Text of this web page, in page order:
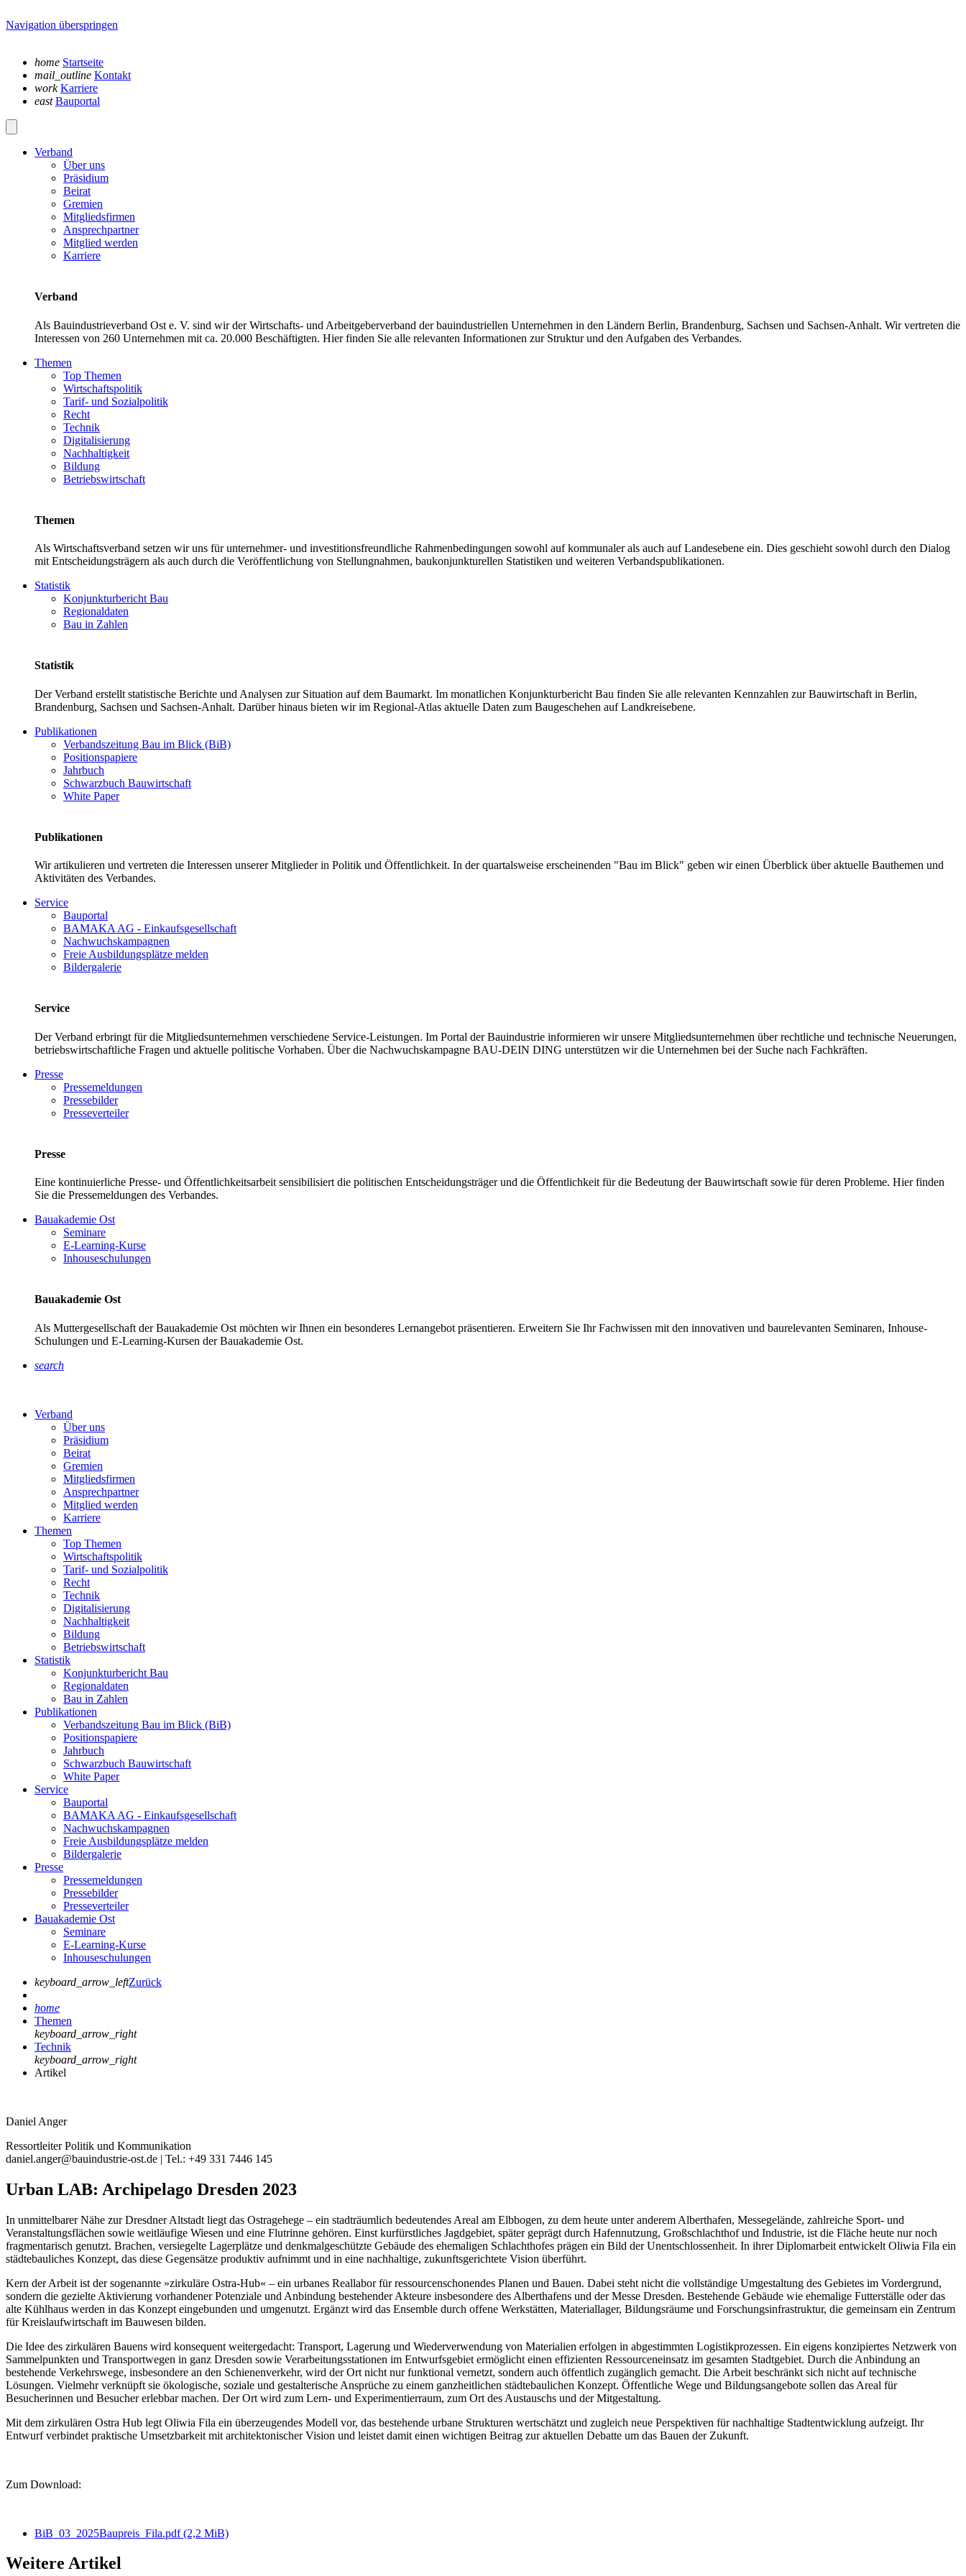
Navigation überspringen
home Startseite
mail_outline Kontakt
work Karriere
east Bauportal
Verband
Über uns
Präsidium
Beirat
Gremien
Mitgliedsfirmen
Ansprechpartner
Mitglied werden
Karriere
Verband
Als Bauindustrieverband Ost e. V. sind wir der Wirtschafts- und Arbeitgeberverband der bauindustriellen Unternehmen in den Ländern Berlin, Brandenburg, Sachsen und Sachsen-Anhalt. Wir vertreten die
Interessen von 260 Unternehmen mit ca. 20.000 Beschäftigten. Hier finden Sie alle relevanten Informationen zur Struktur und den Aufgaben des Verbandes.
Themen
Top Themen
Wirtschaftspolitik
Tarif- und Sozialpolitik
Recht
Technik
Digitalisierung
Nachhaltigkeit
Bildung
Betriebswirtschaft
Themen
Als Wirtschaftsverband setzen wir uns für unternehmer- und investitionsfreundliche Rahmenbedingungen sowohl auf kommunaler als auch auf Landesebene ein. Dies geschieht sowohl durch den Dialog
mit Entscheidungsträgern als auch durch die Veröffentlichung von Stellungnahmen, baukonjunkturellen Statistiken und weiteren Verbandspublikationen.
Statistik
Konjunkturbericht Bau
Regionaldaten
Bau in Zahlen
Statistik
Der Verband erstellt statistische Berichte und Analysen zur Situation auf dem Baumarkt. Im monatlichen Konjunkturbericht Bau finden Sie alle relevanten Kennzahlen zur Bauwirtschaft in Berlin,
Brandenburg, Sachsen und Sachsen-Anhalt. Darüber hinaus bieten wir im Regional-Atlas aktuelle Daten zum Baugeschehen auf Landkreisebene.
Publikationen
Verbandszeitung Bau im Blick (BiB)
Positionspapiere
Jahrbuch
Schwarzbuch Bauwirtschaft
White Paper
Publikationen
Wir artikulieren und vertreten die Interessen unserer Mitglieder in Politik und Öffentlichkeit. In der quartalsweise erscheinenden "Bau im Blick" geben wir einen Überblick über aktuelle Bauthemen und
Aktivitäten des Verbandes.
Service
Bauportal
BAMAKA AG - Einkaufsgesellschaft
Nachwuchskampagnen
Freie Ausbildungsplätze melden
Bildergalerie
Service
Der Verband erbringt für die Mitgliedsunternehmen verschiedene Service-Leistungen. Im Portal der Bauindustrie informieren wir unsere Mitgliedsunternehmen über rechtliche und technische Neuerungen,
betriebswirtschaftliche Fragen und aktuelle politische Vorhaben. Über die Nachwuchskampagne BAU-DEIN DING unterstützen wir die Unternehmen bei der Suche nach Fachkräften.
Presse
Pressemeldungen
Pressebilder
Presseverteiler
Presse
Eine kontinuierliche Presse- und Öffentlichkeitsarbeit sensibilisiert die politischen Entscheidungsträger und die Öffentlichkeit für die Bedeutung der Bauwirtschaft sowie für deren Probleme. Hier finden
Sie die Pressemeldungen des Verbandes.
Bauakademie Ost
Seminare
E-Learning-Kurse
Inhouseschulungen
Bauakademie Ost
Als Muttergesellschaft der Bauakademie Ost möchten wir Ihnen ein besonderes Lernangebot präsentieren. Erweitern Sie Ihr Fachwissen mit den innovativen und baurelevanten Seminaren, Inhouse-
Schulungen und E-Learning-Kursen der Bauakademie Ost.
search
Verband
Über uns
Präsidium
Beirat
Gremien
Mitgliedsfirmen
Ansprechpartner
Mitglied werden
Karriere
Themen
Top Themen
Wirtschaftspolitik
Tarif- und Sozialpolitik
Recht
Technik
Digitalisierung
Nachhaltigkeit
Bildung
Betriebswirtschaft
Statistik
Konjunkturbericht Bau
Regionaldaten
Bau in Zahlen
Publikationen
Verbandszeitung Bau im Blick (BiB)
Positionspapiere
Jahrbuch
Schwarzbuch Bauwirtschaft
White Paper
Service
Bauportal
BAMAKA AG - Einkaufsgesellschaft
Nachwuchskampagnen
Freie Ausbildungsplätze melden
Bildergalerie
Presse
Pressemeldungen
Pressebilder
Presseverteiler
Bauakademie Ost
Seminare
E-Learning-Kurse
Inhouseschulungen
keyboard_arrow_leftZurück
home
Themen
keyboard_arrow_right
Technik
keyboard_arrow_right
Artikel
Daniel Anger
Ressortleiter Politik und Kommunikation
daniel.anger@bauindustrie-ost.de | Tel.: +49 331 7446 145
Urban LAB: Archipelago Dresden 2023
In unmittelbarer Nähe zur Dresdner Altstadt liegt das Ostragehege – ein stadträumlich bedeutendes Areal am Elbbogen, zu dem heute unter anderem Alberthafen, Messegelände, zahlreiche Sport- und
Veranstaltungsflächen sowie weitläufige Wiesen und eine Flutrinne gehören. Einst kurfürstliches Jagdgebiet, später geprägt durch Hafennutzung, Großschlachthof und Industrie, ist die Fläche heute nur noch
fragmentarisch genutzt. Brachen, versiegelte Lagerplätze und denkmalgeschützte Gebäude des ehemaligen Schlachthofes prägen ein Bild der Unentschlossenheit. In ihrer Diplomarbeit entwickelt Oliwia Fila ein
städtebauliches Konzept, das diese Gegensätze produktiv aufnimmt und in eine nachhaltige, zukunftsgerichtete Vision überführt.
Kern der Arbeit ist der sogenannte »zirkuläre Ostra-Hub« – ein urbanes Reallabor für ressourcenschonendes Planen und Bauen. Dabei steht nicht die vollständige Umgestaltung des Gebietes im Vordergrund,
sondern die gezielte Aktivierung vorhandener Potenziale und Anbindung bestehender Akteure insbesondere des Alberthafens und der Messe Dresden. Bestehende Gebäude wie ehemalige Futterställe oder das
alte Kühlhaus werden in das Konzept eingebunden und umgenutzt. Ergänzt wird das Ensemble durch offene Werkstätten, Materiallager, Bildungsräume und Forschungsinfrastruktur, die gemeinsam ein Zentrum
für Kreislaufwirtschaft im Bauwesen bilden.
Die Idee des zirkulären Bauens wird konsequent weitergedacht: Transport, Lagerung und Wiederverwendung von Materialien erfolgen in abgestimmten Logistikprozessen. Ein eigens konzipiertes Netzwerk von
Sammelpunkten und Transportwegen in ganz Dresden sowie Verarbeitungsstationen im Entwurfsgebiet ermöglicht einen effizienten Ressourceneinsatz im gesamten Stadtgebiet. Durch die Anbindung an
bestehende Verkehrswege, insbesondere an den Schienenverkehr, wird der Ort nicht nur funktional vernetzt, sondern auch öffentlich zugänglich gemacht. Die Arbeit beschränkt sich nicht auf technische
Lösungen. Vielmehr verknüpft sie ökologische, soziale und gestalterische Ansprüche zu einem ganzheitlichen städtebaulichen Konzept. Öffentliche Wege und Bildungsangebote sollen das Areal für
Besucherinnen und Besucher erlebbar machen. Der Ort wird zum Lern- und Experimentierraum, zum Ort des Austauschs und der Mitgestaltung.
Mit dem zirkulären Ostra Hub legt Oliwia Fila ein überzeugendes Modell vor, das bestehende urbane Strukturen wertschätzt und zugleich neue Perspektiven für nachhaltige Stadtentwicklung aufzeigt. Ihr
Entwurf verbindet praktische Umsetzbarkeit mit architektonischer Vision und leistet damit einen wichtigen Beitrag zur aktuellen Debatte um das Bauen der Zukunft.
Zum Download:
BiB_03_2025Baupreis_Fila.pdf(2,2 MiB)
Weitere Artikel